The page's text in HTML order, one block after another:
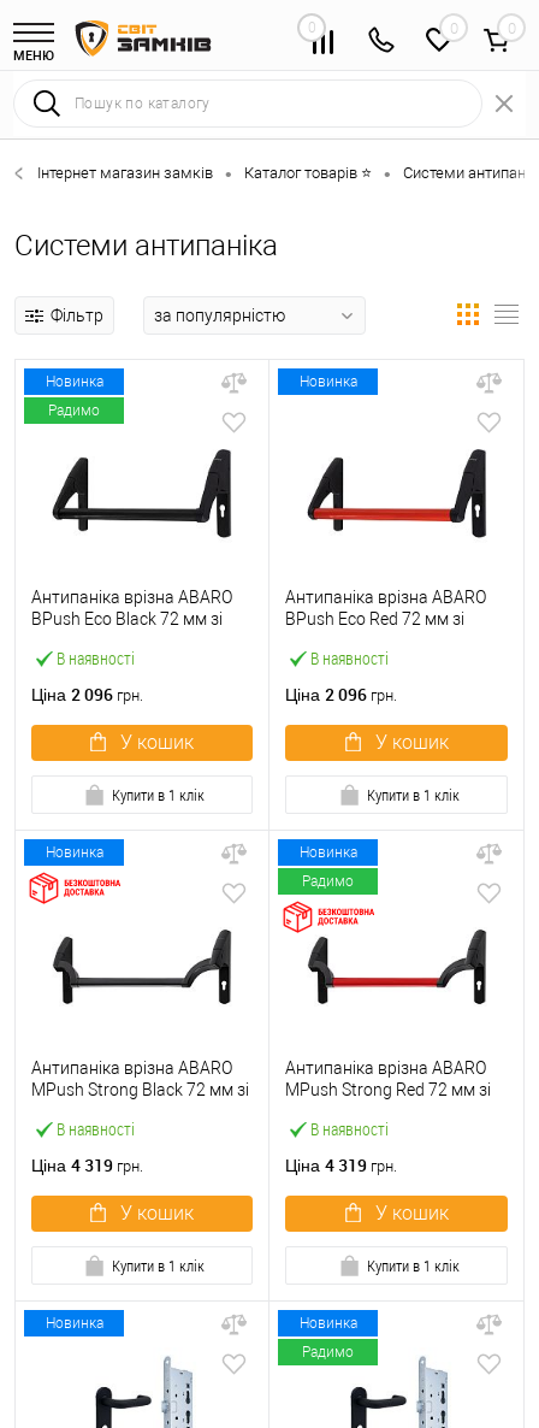
МЕНЮ
0 0
Інтернет магазин замків • Каталог товарів ⭐ • Системи
Системи антипаніка
Фільтр
Новинка
Радимо
В наявності
Антипаніка врізна ABARO
BPush Eco Black 72 мм зі
Ціна 2 096 грн.
У кошик
Купити в 1 клік
Новинка
В наявності
Антипаніка врізна ABARO
BPush Eco Red 72 мм зі
Ціна 2 096 грн.
У кошик
Купити в 1 клік
Новинка
В наявності
Антипаніка врізна ABARO
МPush Strong Black 72 мм зі
Ціна 4 319 грн.
У кошик
Купити в 1 клік
Новинка
Радимо
В наявності
Антипаніка врізна ABARO
МPush Strong Red 72 мм зі
Ціна 4 319 грн.
У кошик
Купити в 1 клік
Новинка
Новинка
Радимо